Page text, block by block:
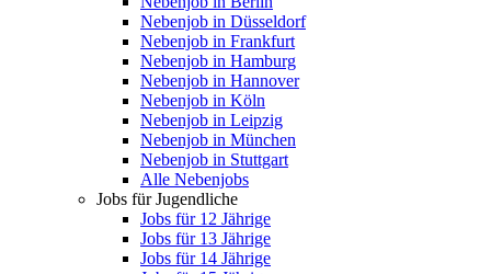
Nebenjob in Düsseldorf
Nebenjob in Frankfurt
Nebenjob in Hamburg
Nebenjob in Hannover
Nebenjob in Köln
Nebenjob in Leipzig
Nebenjob in München
Nebenjob in Stuttgart
Alle Nebenjobs
Jobs für Jugendliche
Jobs für 12 Jährige
Jobs für 13 Jährige
Jobs für 14 Jährige